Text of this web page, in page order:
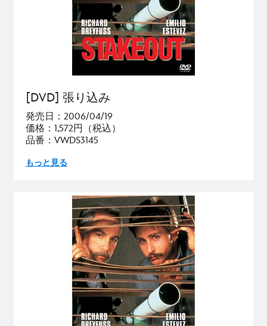
[DVD] 張り込み
発売日：2006/04/19
価格：1,572円（税込）
品番：VWDS3145
もっと見る